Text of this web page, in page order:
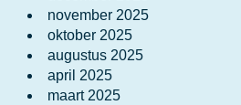
november 2025
oktober 2025
augustus 2025
april 2025
maart 2025